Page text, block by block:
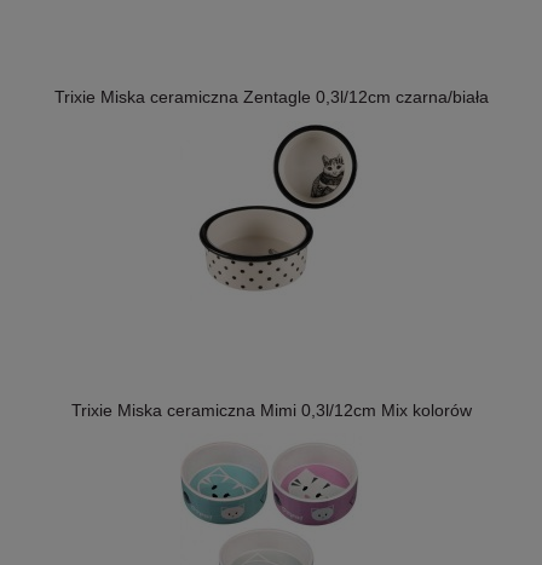
Trixie Miska ceramiczna Zentagle 0,3l/12cm czarna/biała
Trixie Miska ceramiczna Mimi 0,3l/12cm Mix kolorów